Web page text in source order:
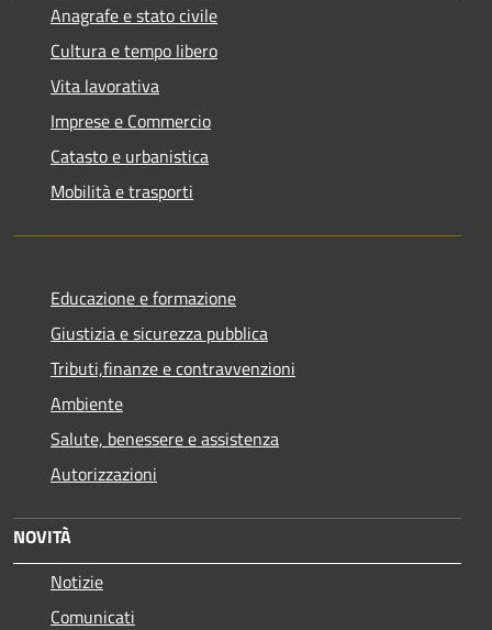
Anagrafe e stato civile
Cultura e tempo libero
Vita lavorativa
Imprese e Commercio
Catasto e urbanistica
Mobilità e trasporti
Educazione e formazione
Giustizia e sicurezza pubblica
Tributi,finanze e contravvenzioni
Ambiente
Salute, benessere e assistenza
Autorizzazioni
NOVITÀ
Notizie
Comunicati